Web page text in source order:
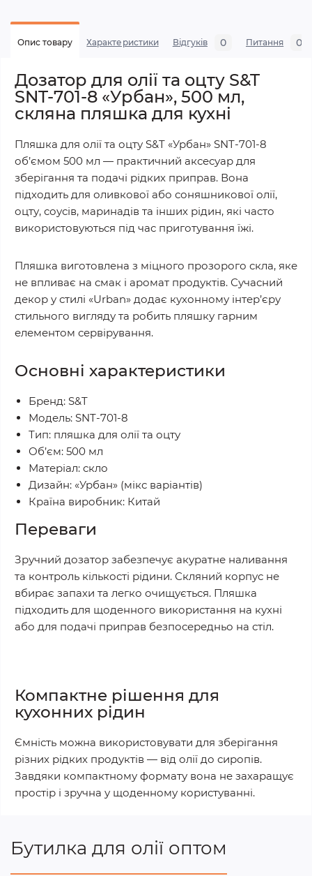
Опис товару Характеристики Відгуків 0 Питання 0
Дозатор для олії та оцту S&T
SNT-701-8 «Урбан», 500 мл,
скляна пляшка для кухні
Пляшка для олії та оцту S&T «Урбан» SNT-701-8
об’ємом 500 мл — практичний аксесуар для
зберігання та подачі рідких приправ. Вона
підходить для оливкової або соняшникової олії,
оцту, соусів, маринадів та інших рідин, які часто
використовуються під час приготування їжі.
Пляшка виготовлена з міцного прозорого скла, яке
не впливає на смак і аромат продуктів. Сучасний
декор у стилі «Urban» додає кухонному інтер’єру
стильного вигляду та робить пляшку гарним
елементом сервірування.
Основні характеристики
Бренд: S&T
Модель: SNT-701-8
Тип: пляшка для олії та оцту
Об’єм: 500 мл
Матеріал: скло
Дизайн: «Урбан» (мікс варіантів)
Країна виробник: Китай
Переваги
Зручний дозатор забезпечує акуратне наливання
та контроль кількості рідини. Скляний корпус не
вбирає запахи та легко очищується. Пляшка
підходить для щоденного використання на кухні
або для подачі приправ безпосередньо на стіл.
Компактне рішення для
кухонних рідин
Ємність можна використовувати для зберігання
різних рідких продуктів — від олії до сиропів.
Завдяки компактному формату вона не захаращує
простір і зручна у щоденному користуванні.
Бутилка для олії оптом